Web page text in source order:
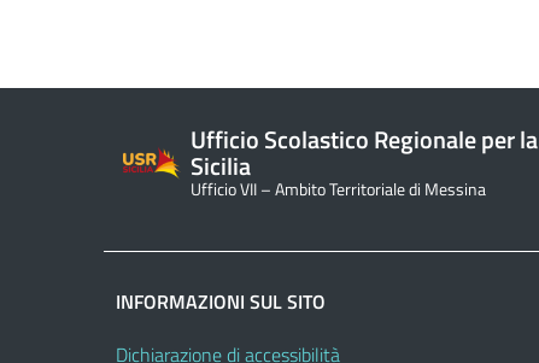
Ufficio Scolastico Regionale per la
Sicilia
Ufficio VII – Ambito Territoriale di Messina
INFORMAZIONI SUL SITO
Dichiarazione di accessibilità